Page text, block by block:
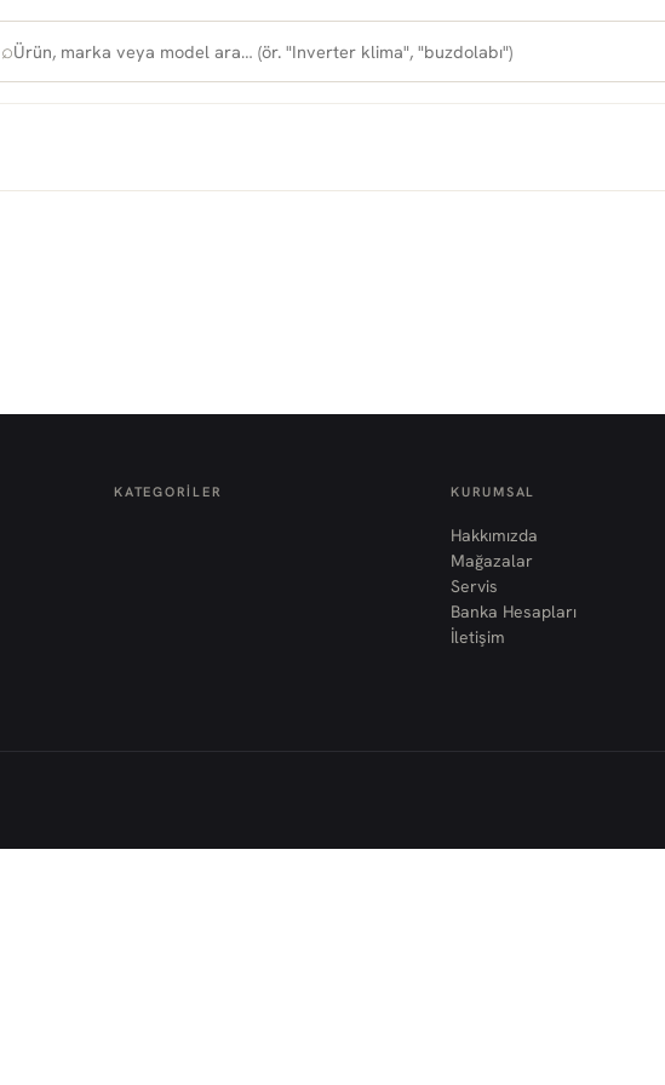
⌕
KATEGORILER KURUMSAL
Hakkımızda
Mağazalar
Servis
Banka Hesapları
İletişim